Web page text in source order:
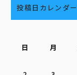
投稿日カレンダー
日
月